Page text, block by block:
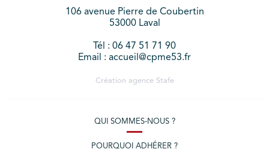
106 avenue Pierre de Coubertin
53000 Laval
Tél : 06 47 51 71 90
Email : accueil@cpme53.fr
Création agence Stafe
QUI SOMMES-NOUS ?
POURQUOI ADHÉRER ?